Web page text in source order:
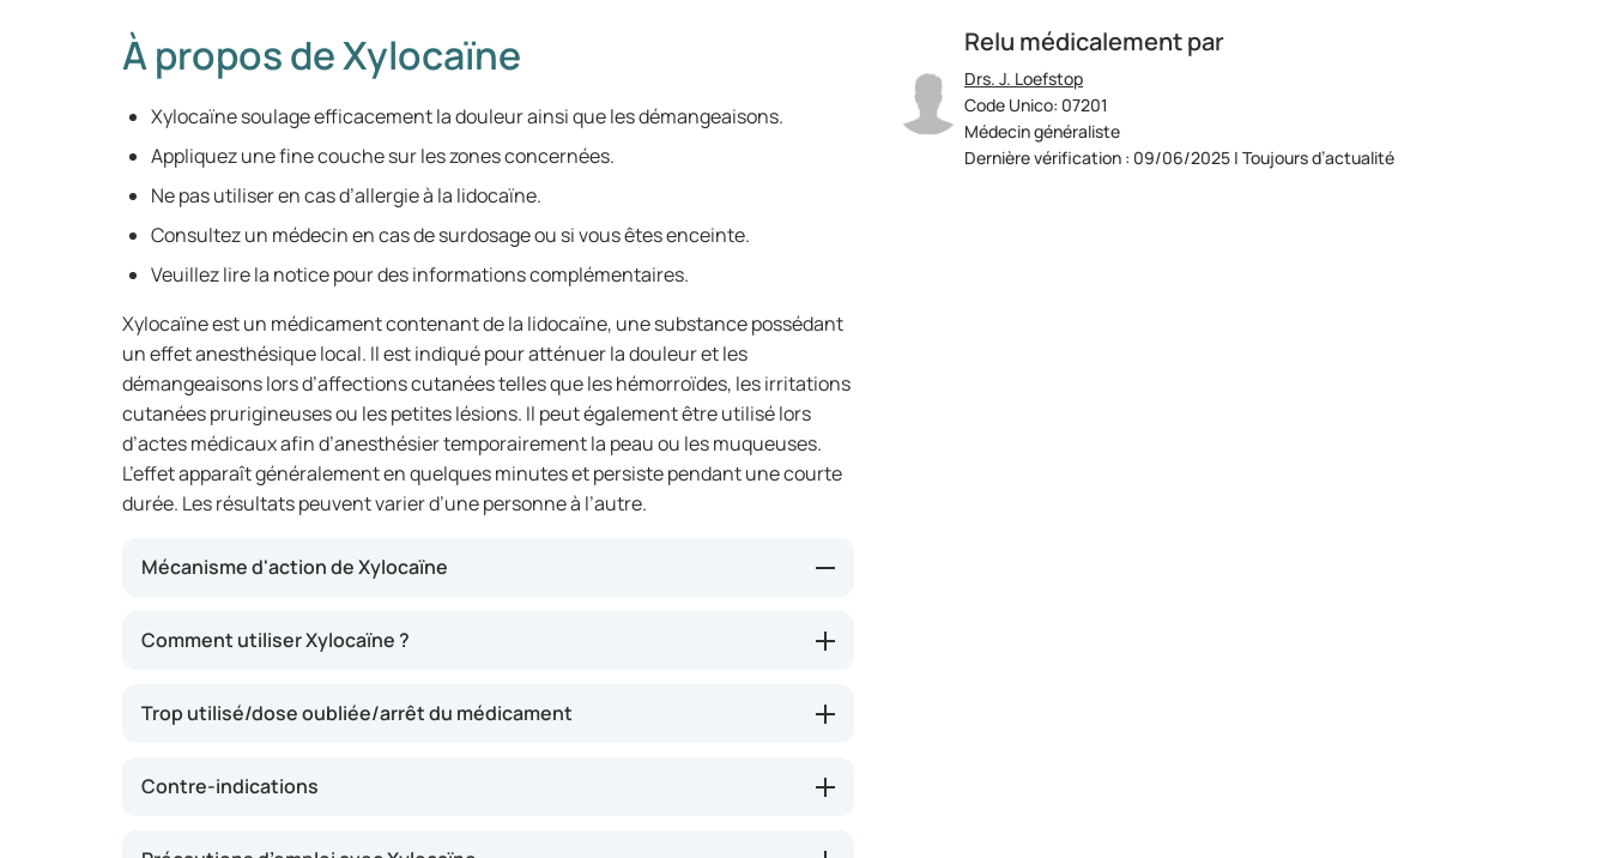
Relu médicalement par
Drs. J. Loefstop
Code Unico: 07201
Médecin généraliste
Dernière vérification : 09/06/2025 | Toujours d’actualité
À propos de Xylocaïne
Xylocaïne soulage efficacement la douleur ainsi que les démangeaisons.
Appliquez une fine couche sur les zones concernées.
Ne pas utiliser en cas d’allergie à la lidocaïne.
Consultez un médecin en cas de surdosage ou si vous êtes enceinte.
Veuillez lire la notice pour des informations complémentaires.
Xylocaïne est un médicament contenant de la lidocaïne, une substance possédant
un effet anesthésique local. Il est indiqué pour atténuer la douleur et les
démangeaisons lors d’affections cutanées telles que les hémorroïdes, les irritations
cutanées prurigineuses ou les petites lésions. Il peut également être utilisé lors
d’actes médicaux afin d’anesthésier temporairement la peau ou les muqueuses.
L’effet apparaît généralement en quelques minutes et persiste pendant une courte
durée. Les résultats peuvent varier d’une personne à l’autre.
Mécanisme d'action de Xylocaïne
Ainsi, la transmission des signaux douloureux vers le cerveau est diminuée.
médicament peut également contribuer à réduire l’inconfort lors de certaines
Comment utiliser Xylocaïne ?
Trop utilisé/dose oubliée/arrêt du médicament
Contre-indications